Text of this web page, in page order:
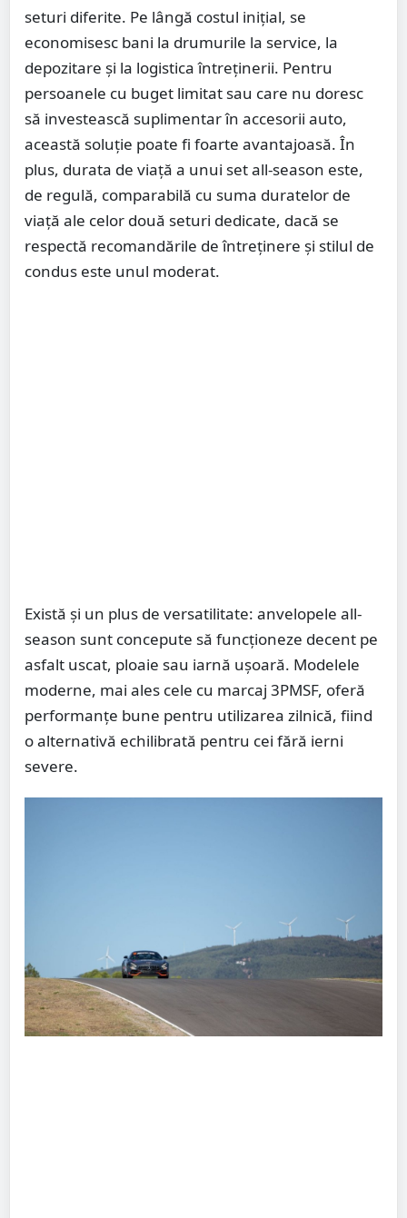
seturi diferite. Pe lângă costul inițial, se
economisesc bani la drumurile la service, la
depozitare și la logistica întreținerii. Pentru
persoanele cu buget limitat sau care nu doresc
să investească suplimentar în accesorii auto,
această soluție poate fi foarte avantajoasă. În
plus, durata de viață a unui set all-season este,
de regulă, comparabilă cu suma duratelor de
viață ale celor două seturi dedicate, dacă se
respectă recomandările de întreținere și stilul de
condus este unul moderat.
Există și un plus de versatilitate: anvelopele all-
season sunt concepute să funcționeze decent pe
asfalt uscat, ploaie sau iarnă ușoară. Modelele
moderne, mai ales cele cu marcaj 3PMSF, oferă
performanțe bune pentru utilizarea zilnică, fiind
o alternativă echilibrată pentru cei fără ierni
severe.